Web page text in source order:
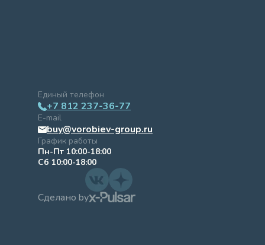
Единый телефон
+7 812 237-36-77
E-mail
buy@vorobiev-group.ru
График работы
Пн-Пт 10:00-18:00
Сб 10:00-18:00
Сделано by